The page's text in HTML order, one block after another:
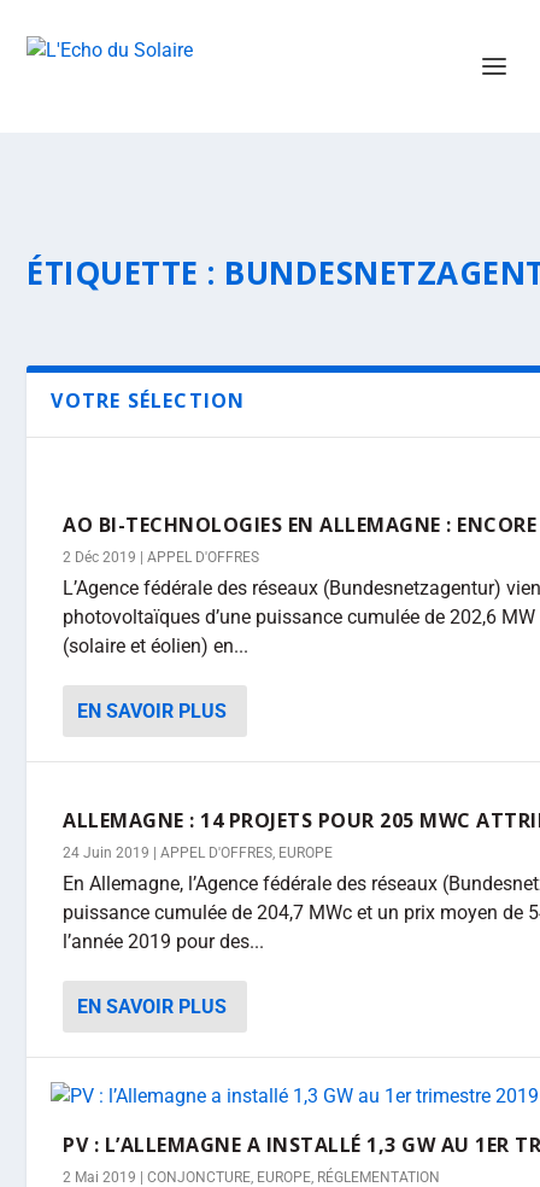
ÉTIQUETTE :
VOTRE SÉLECTION
AO BI-TECHNOLOGIES EN ALLEMAGNE :
2 Déc 2019 |APPEL D'OFFRES
L’Agence fédérale des réseaux (Bundesnetzagentur)
photovoltaïques d’une puissance cumulée de 202,6
(solaire et éolien) en...
EN SAVOIR PLUS
ALLEMAGNE : 14 PROJETS POUR 205 MWC
24 Juin 2019 |APPEL D'OFFRES, EUROPE
En Allemagne, l’Agence fédérale des réseaux
puissance cumulée de 204,7 MWc et un prix moyen de
l’année 2019 pour des...
EN SAVOIR PLUS
PV : L’ALLEMAGNE A INSTALLÉ 1,3 GW AU 1ER
2 Mai 2019 |CONJONCTURE, EUROPE, RÉGLEMENTATION